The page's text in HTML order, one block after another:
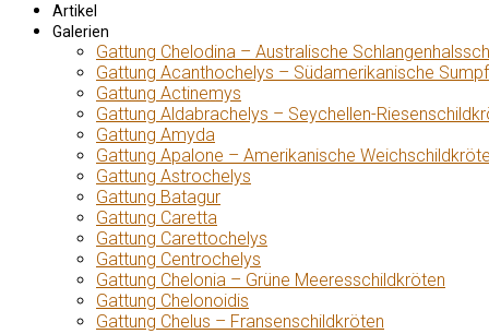
Artikel
Galerien
Gattung Chelodina – Australische
Gattung Acanthochelys – Südamerikanische
Gattung Actinemys
Gattung Aldabrachelys – Seychellen-
Gattung Amyda
Gattung Apalone – Amerikanische
Gattung Astrochelys
Gattung Batagur
Gattung Caretta
Gattung Carettochelys
Gattung Centrochelys
Gattung Chelonia – Grüne Meeresschildkröten
Gattung Chelonoidis
Gattung Chelus – Fransenschildkröten